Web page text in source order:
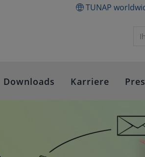
TUNAP
Downloads Karriere